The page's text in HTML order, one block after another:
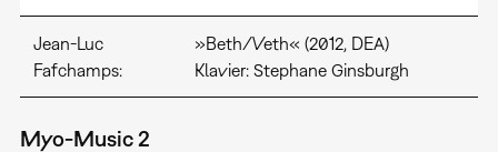
Jean-Luc
Fafchamps:
»Beth/Veth« (2012, DEA)
Klavier: Stephane Ginsburgh
Myo-Music 2